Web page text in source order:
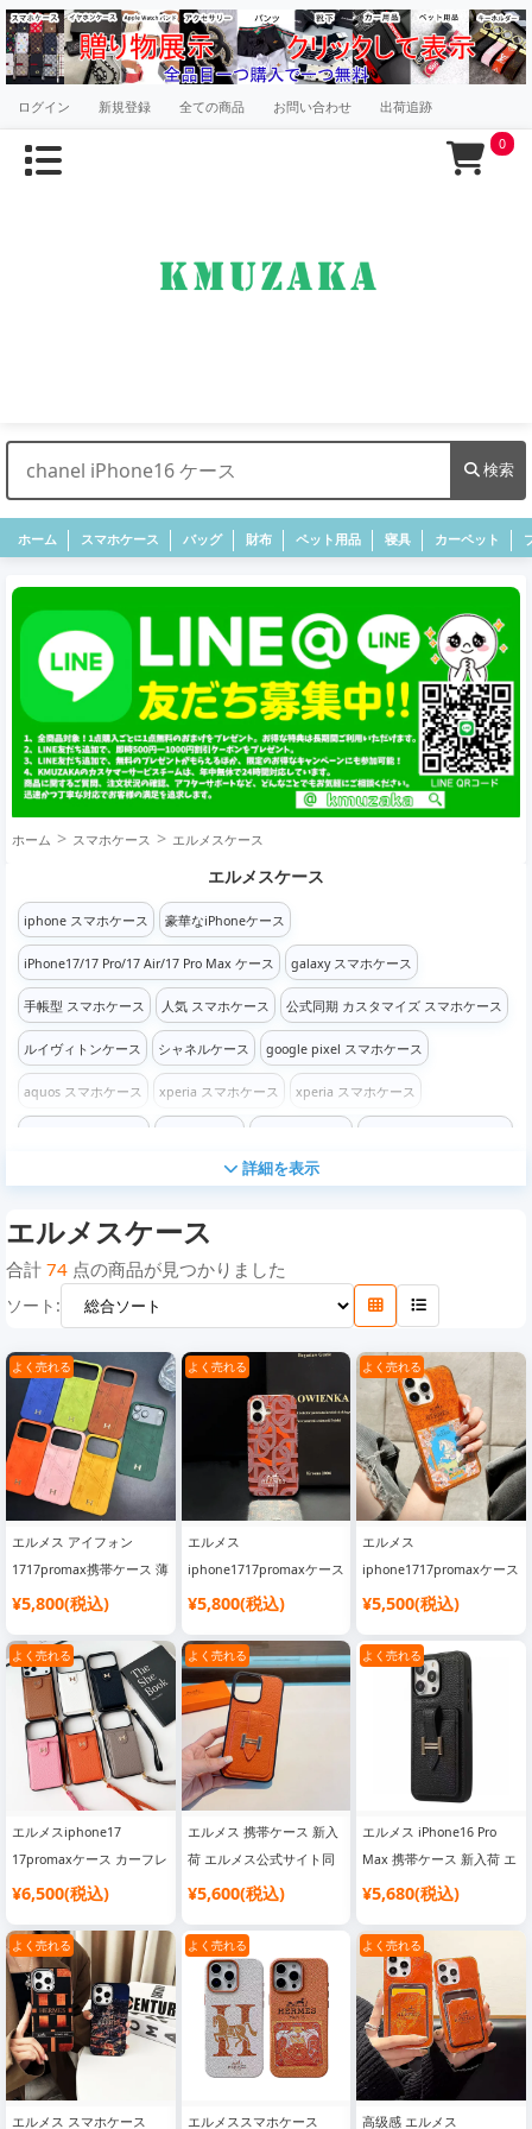
ログイン 新規登録 全ての商品 お問い合わせ 出荷追跡
0
検索
ホーム スマホケース バッグ 財布 ペット用品 寝具 カーペット
ホーム スマホケース エルメスケース
エルメスケース
iphone スマホケース 豪華なiPhoneケース
iPhone17/17 Pro/17 Air/17 Pro Max ケース galaxy スマホケース
手帳型 スマホケース 人気 スマホケース 公式同期 カスタマイズ スマホケース
ルイヴィトンケース シャネルケース google pixel スマホケース
aquos スマホケース xperia スマホケース xperia スマホケース
エムシーエムケース
ディオールケース セリーヌケース
クロムハーツケース ザ・ノース・フェイスケース
フェンディケース ステューシーケース バレンシアガケース ケンゾーケース
オフホワイトケース チャンピオンケース ロエベケース モスキーノケース
コムデギャルソン ケース ヴェルサーチケース ディズニーケース
マイケルコースケース ゴヤールケース カウズケース
ヴィヴィアン ウエストウッケース
iPhone16/16 Pro/16e/16 Plus/16 Pro Max ケース
iPhone 16 / 16 Pro / 16 Plus / 16 Pro Max ケース
iPhone15/15 Pro/15 Plus/15 Pro Max ケース
iPhone14/14 Pro/14 Plus/14 Pro Max ケース
iPhone13/13 Pro/13 mini/13 Pro Max ケース
iPhone12/12 Pro/12 mini/12 Pro Max ケース
iPhone11/11 Pro/11 Pro Max ケース iPhone X / XR / XS / XS Max ケース
iPhone SE / SE2 / SE3 ケース Galaxy S24 / S24 Plus / S24 Ultra ケース
Galaxy Sシリーズケース Galaxy Zシリーズケース Galaxy Noteシリーズケース
Galaxy Aシリーズケース Google Pixel 9/9Pro/9Pro XL/9Pro Foldケース
Google Pixel 8 / 8 Pro / 8A ケース Google Pixel 7 / 7 Pro / 7A ケース
Google Pixel 6 / 6 Pro / 6A ケース シャオミ Xiaomi スマホケース
ミュウミュウケース
詳細を表示
エルメスケース
合計 74 点の商品が見つかりました
ソート:
よく売れる
エルメス アイフォン
1717promax携帯ケース 薄
型 軽量 耐衝撃 Hロゴ
ケース レザー 画面保護 ブ
ランドgalaxy s25s24カバ
ー レデイース 大人 シンプ
ル おしゃれ
¥5,800(税込)
よく売れる
エルメス
iphone1717promaxケース
magsafe対応 強力マグネ
hermes iphone16pro16ス
マホケース ワイヤレス充
電対応 リバーサイド磁吸
iphone15pro14カバー ブ
ランド 大人 おしゃれ
¥5,800(税込)
よく売れる
エルメス
iphone1717promaxケース
キラキラ 金箔 グリッター
hermes iphone1616proケ
ース リバーサイド きらき
ら 可愛い ブランド
iphone151413スマホケー
ス オレンジ レデイース
¥5,500(税込)
よく売れる
エルメスiphone17
17promaxケース カーフレ
ザー カード ポッケト 背面
フォン 1616pro携帯ケース
ストラップ付き 落下防止
ハイ ブランド アイフォン
151413 proカバー ビジネ
ス風 おしゃれ
¥6,500(税込)
よく売れる
エルメス 携帯ケース 新入
荷 エルメス公式サイト同
期 iPhone16 Pro Maxケー
ホルダー 携帯ケース ブラ
ック オレンジ
¥5,600(税込)
よく売れる
エルメス iPhone16 Pro
Max 携帯ケース 新入荷 エ
ルメス 携帯ケース 公式サ
カードホルダー 携帯電話
ケース ブラック オレンジ
¥5,680(税込)
よく売れる
エルメス スマホケース
よく売れる
エルメススマホケース
よく売れる
高级感 エルメス